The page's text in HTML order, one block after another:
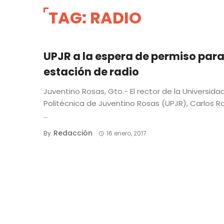
TAG: RADIO
UPJR a la espera de permiso para
estación de radio
Juventino Rosas, Gto.- El rector de la
Politécnica de Juventino Rosas (UPJR), Carlos
...
By Redacción 16 enero, 2017